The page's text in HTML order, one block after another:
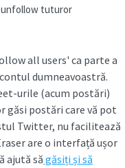
unfollow tuturor
all users' ca parte a
dumneavoastră.
urile (acum postări)
găsi postări care vă pot
Twitter, nu facilitează
are o interfață ușor
ajută săgăsiți și să